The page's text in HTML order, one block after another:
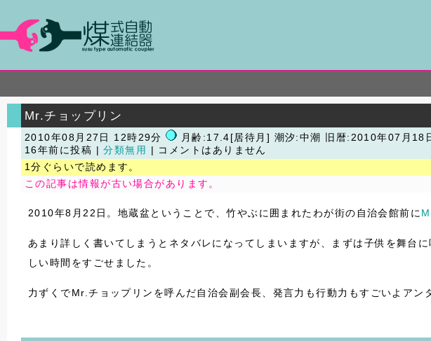
Mr.チョップリン
2010年08月27日 12時29分 月齢:17.4[居待月] 潮汐:中潮
旧暦:2010年07月18
16年前に投稿 |分類無用
| コメントはありません
1分ぐらいで読めます。
この記事は情報が古い場合があります。
2010年8月22日。地蔵盆ということで、竹やぶに囲まれたわが街の自治会館前に
あまり詳しく書いてしまうとネタバレになってしまいますが、まずは子供を舞台
しい時間をすごせました。
力ずくでMr.チョップリンを呼んだ自治会副会長、発言力も行動力もすごいよアン